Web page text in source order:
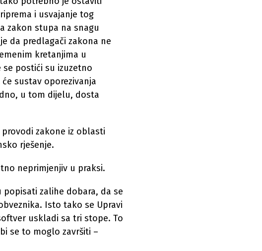
i usvajanje tog
zakon stupa na snagu
da predlagači zakona ne
kretanjima u
postići su izuzetno
sustav oporezivanja
u tom dijelu, dosta
zakone iz oblasti
rješenje.
neprimjenjiv u praksi.
zalihe dobara, da se
Isto tako se Upravi
uskladi sa tri stope. To
se to moglo završiti –